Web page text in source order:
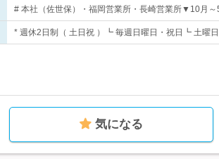
# 本社（佐世保）・福岡営業所・長崎営業所▼10月
* 週休2日制（ 土日祝 ）┗ 毎週日曜日・祝日┗ 土曜
気になる